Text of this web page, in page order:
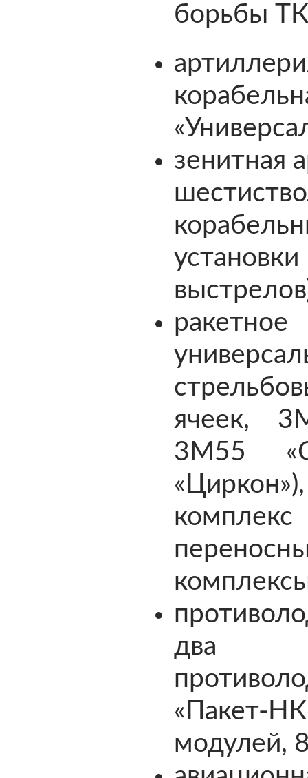
борьбы
зенитная
ячеек,
3М55
два
«Пакет-
модулей,